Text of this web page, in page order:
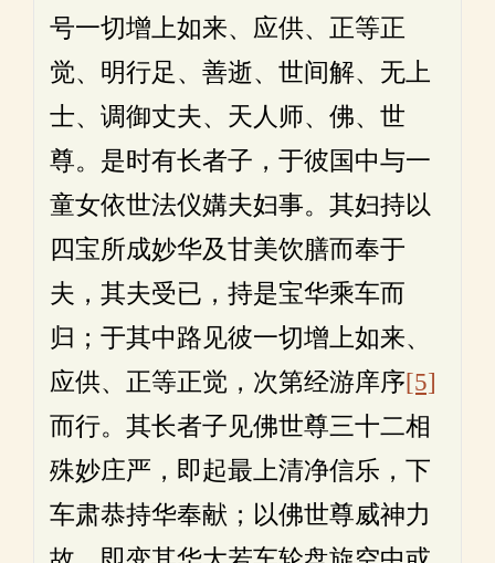
号一切增上如来、应供、正等正
觉、明行足、善逝、世间解、无上
士、调御丈夫、天人师、佛、世
尊。是时有长者子，于彼国中与一
童女依世法仪媾夫妇事。其妇持以
四宝所成妙华及甘美饮膳而奉于
夫，其夫受已，持是宝华乘车而
归；于其中路见彼一切增上如来、
应供、正等正觉，次第经游庠序[5]
而行。其长者子见佛世尊三十二相
殊妙庄严，即起最上清净信乐，下
车肃恭持华奉献；以佛世尊威神力